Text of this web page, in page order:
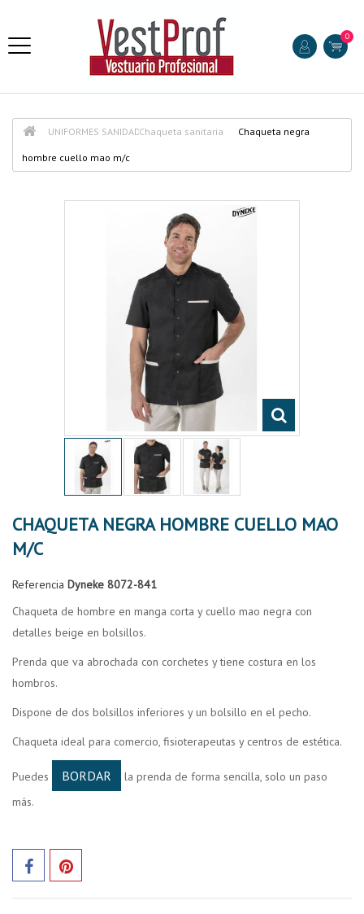
0
UNIFORMES SANIDADChaqueta sanitaria Chaqueta negra
hombre cuello mao m/c
CHAQUETA NEGRA HOMBRE CUELLO MAO
M/C
Referencia Dyneke 8072-841
Chaqueta de hombre en manga corta y cuello mao negra con
detalles beige en bolsillos.
Prenda que va abrochada con corchetes y tiene costura en los
hombros.
Dispone de dos bolsillos inferiores y un bolsillo en el pecho.
Chaqueta ideal para comercio, fisioterapeutas y centros de estética.
Puedes BORDAR
la prenda de forma sencilla, solo un paso
más.